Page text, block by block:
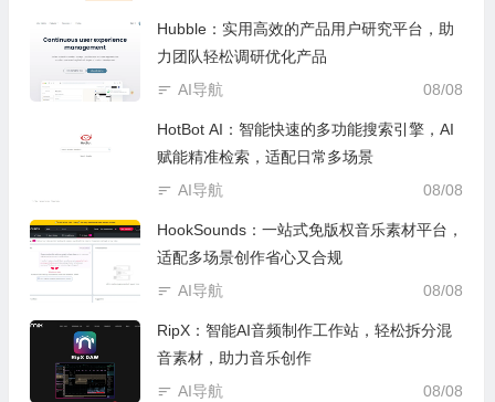
Hubble：实用高效的产品用户研究平台，助
力团队轻松调研优化产品
08/08
AI导航
HotBot AI：智能快速的多功能搜索引擎，AI
赋能精准检索，适配日常多场景
08/08
AI导航
HookSounds：一站式免版权音乐素材平台，
适配多场景创作省心又合规
08/08
AI导航
RipX：智能AI音频制作工作站，轻松拆分混
音素材，助力音乐创作
08/08
AI导航